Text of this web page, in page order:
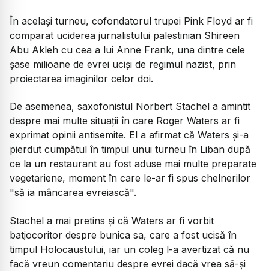
În același turneu, cofondatorul trupei Pink Floyd ar fi
comparat uciderea jurnalistului palestinian Shireen
Abu Akleh cu cea a lui Anne Frank, una dintre cele
șase milioane de evrei uciși de regimul nazist, prin
proiectarea imaginilor celor doi.
De asemenea, saxofonistul Norbert Stachel a amintit
despre mai multe situații în care Roger Waters ar fi
exprimat opinii antisemite. El a afirmat că Waters și-a
pierdut cumpătul în timpul unui turneu în Liban după
ce la un restaurant au fost aduse mai multe preparate
vegetariene, moment în care le-ar fi spus chelnerilor
"să ia mâncarea evreiască".
Stachel a mai pretins și că Waters ar fi vorbit
batjocoritor despre bunica sa, care a fost ucisă în
timpul Holocaustului, iar un coleg l-a avertizat că nu
facă vreun comentariu despre evrei dacă vrea să-și